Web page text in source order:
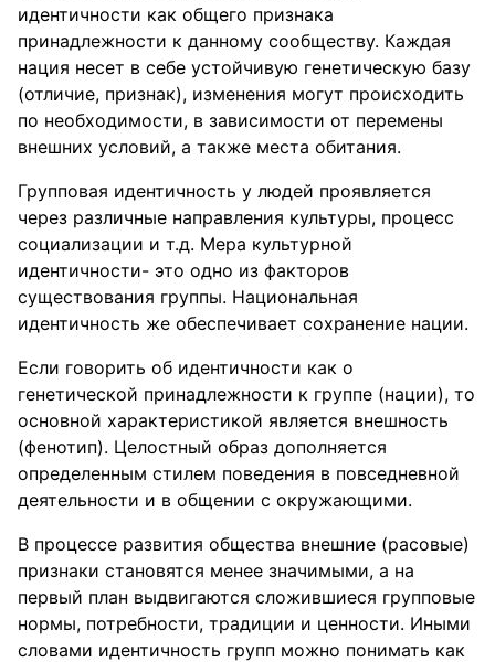
идентичности как общего признака
принадлежности к данному сообществу. Каждая
нация несет в себе устойчивую генетическую базу
(отличие, признак), изменения могут происходить
по необходимости, в зависимости от перемены
внешних условий, а также места обитания.
Групповая идентичность у людей проявляется
через различные направления культуры, процесс
социализации и т.д. Мера культурной
идентичности- это одно из факторов
существования группы. Национальная
идентичность же обеспечивает сохранение нации.
Если говорить об идентичности как о
генетической принадлежности к группе (нации), то
основной характеристикой является внешность
(фенотип). Целостный образ дополняется
определенным стилем поведения в повседневной
деятельности и в общении с окружающими.
В процессе развития общества внешние (расовые)
признаки становятся менее значимыми, а на
первый план выдвигаются сложившиеся групповые
нормы, потребности, традиции и ценности. Иными
словами идентичность групп можно понимать как